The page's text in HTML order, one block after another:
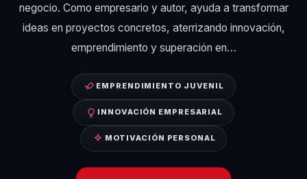
negocio. Como empresario y autor, ayuda a transformar
ideas en proyectos concretos, aterrizando innovación,
emprendimiento y superación en…
EMPRENDIMIENTO JUVENIL
INNOVACIÓN EMPRESARIAL
MOTIVACIÓN PERSONAL